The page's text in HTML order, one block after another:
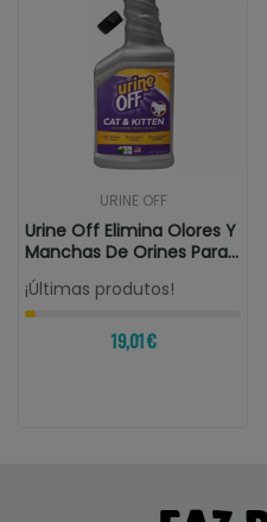
URINE OFF
Urine Off Elimina Olores Y
Manchas De Orines Para...
¡Últimas produtos!
19,01 €